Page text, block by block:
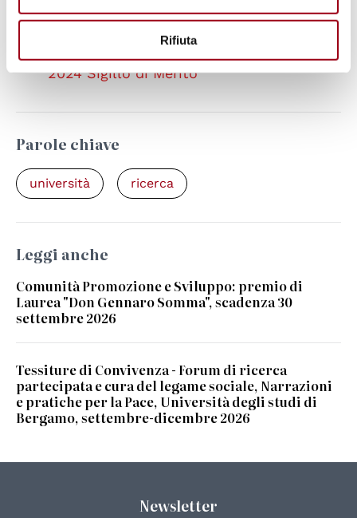
Rifiuta
Collegamenti
2024 Sigillo di Merito
Parole chiave
università ricerca
Leggi anche
Comunità Promozione e Sviluppo: premio di
Laurea "Don Gennaro Somma", scadenza 30
settembre 2026
Tessiture di Convivenza - Forum di ricerca
partecipata e cura del legame sociale, Narrazioni
e pratiche per la Pace, Università degli studi di
Bergamo, settembre-dicembre 2026
Newsletter